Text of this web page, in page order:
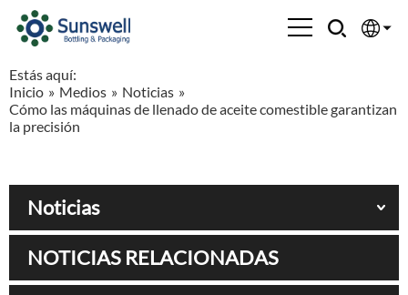
Española
Estás aquí:
Inicio » Medios » Noticias »
Cómo las máquinas de llenado de aceite comestible garantizan
la precisión
Noticias
NOTICIAS RELACIONADAS